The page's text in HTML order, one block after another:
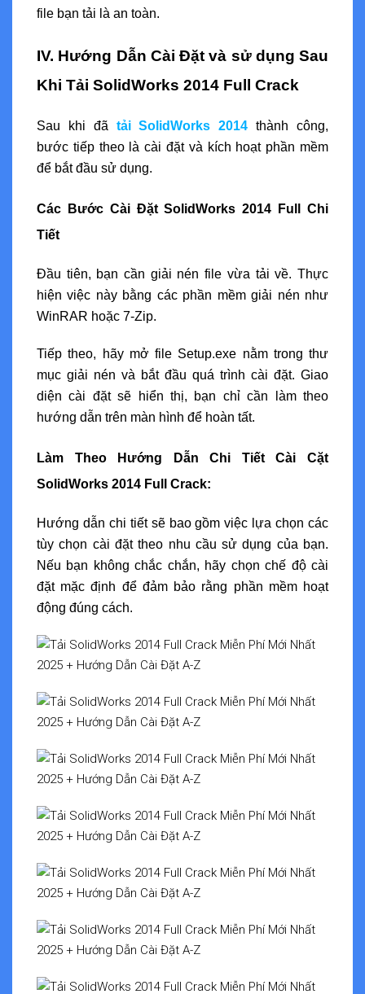
file bạn tải là an toàn.
IV. Hướng Dẫn Cài Đặt và sử dụng Sau
Khi Tải SolidWorks 2014 Full Crack
Sau khi đã tải SolidWorks 2014 thành công,
bước tiếp theo là cài đặt và kích hoạt phần mềm
để bắt đầu sử dụng.
Các Bước Cài Đặt SolidWorks 2014 Full Chi
Tiết
Đầu tiên, bạn cần giải nén file vừa tải về. Thực
hiện việc này bằng các phần mềm giải nén như
WinRAR hoặc 7-Zip.
Tiếp theo, hãy mở file Setup.exe nằm trong thư
mục giải nén và bắt đầu quá trình cài đặt. Giao
diện cài đặt sẽ hiển thị, bạn chỉ cần làm theo
hướng dẫn trên màn hình để hoàn tất.
Làm Theo Hướng Dẫn Chi Tiết Cài Cặt
SolidWorks 2014 Full Crack:
Hướng dẫn chi tiết sẽ bao gồm việc lựa chọn các
tùy chọn cài đặt theo nhu cầu sử dụng của bạn.
Nếu bạn không chắc chắn, hãy chọn chế độ cài
đặt mặc định để đảm bảo rằng phần mềm hoạt
động đúng cách.